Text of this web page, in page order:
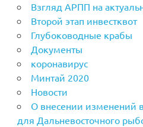
Взгляд АРПП на
Второй этап инвестквот
Глубоководные крабы
Документы
коронавирус
Минтай 2020
Новости
О внесении изменений
для Дальневосточного